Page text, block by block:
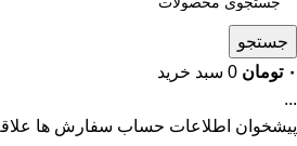
جستجو
۰ تومان 0 سبد خرید
...
پیشخوان اطلاعات حساب سفارش ها